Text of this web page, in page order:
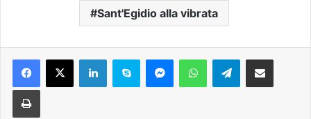
Sant'Egidio alla vibrata
Telegram